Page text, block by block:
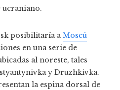
ucraniano.
posibilitaría aMoscú
en una serie de
al noreste, tales
y Druzhkivka.
la espina dorsal de